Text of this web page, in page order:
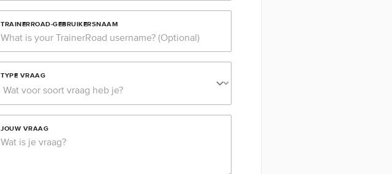
TRAINERROAD-GEBRUIKERSNAAM
TYPE VRAAG
JOUW VRAAG